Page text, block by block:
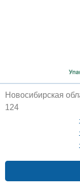
Новосибирская
124